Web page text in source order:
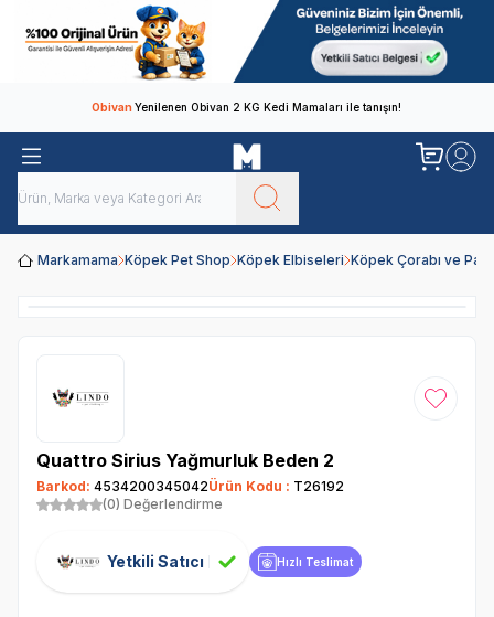
ObivanYenilenen Obivan 2 KG Kedi Mamaları ile tanışın!
Markamama Köpek Pet Shop Köpek Elbiseleri Köpek Çorabı ve
Favoriye
Quattro Sirius Yağmurluk Beden 2
Barkod: 4534200345042Ürün Kodu : T26192
(0) Değerlendirme
Yetkili Satıcı Hızlı Teslimat